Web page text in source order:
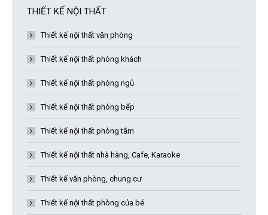
THIẾT KẾ NỘI THẤT
Thiết kế nội thất văn phòng
Thiết kế nội thất phòng khách
Thiết kế nội thất phòng ngủ
Thiết kế nội thất phòng bếp
Thiết kế nội thất phòng tắm
Thiết kế nội thất nhà hàng, Cafe, Karaoke
Thiết kế văn phòng, chung cư
Thiết kế nội thất phòng của bé